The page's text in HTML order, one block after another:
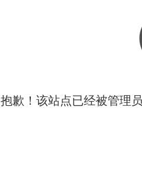
抱歉！该站点已经被管理